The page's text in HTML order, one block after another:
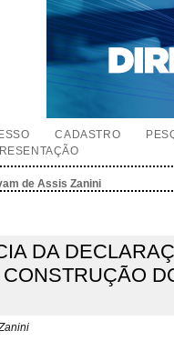
CADASTRO
de Assis Zanini
DA